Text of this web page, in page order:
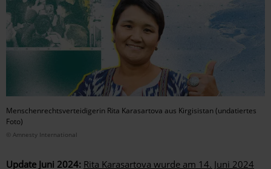
Menschenrechtsverteidigerin Rita Karasartova aus Kirgisistan (undatiertes
Foto)
© Amnesty International
Update Juni 2024: Rita Karasartova wurde am 14. Juni 2024